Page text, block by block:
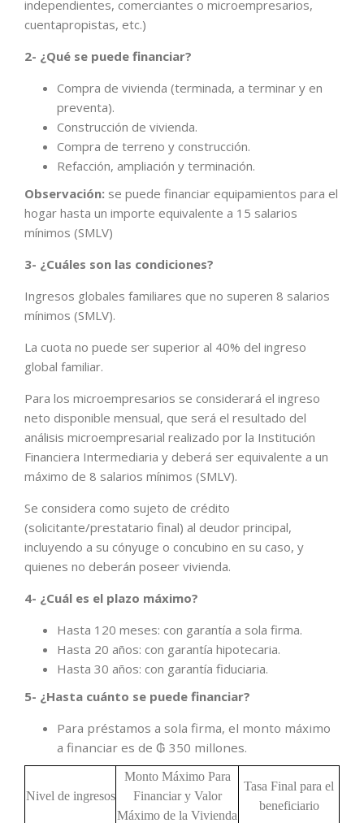
independientes, comerciantes o microempresarios,
cuentapropistas, etc.)
2- ¿Qué se puede financiar?
Compra de vivienda (terminada, a terminar y en
preventa).
Construcción de vivienda.
Compra de terreno y construcción.
Refacción, ampliación y terminación.
Observación: se puede financiar equipamientos para el
hogar hasta un importe equivalente a 15 salarios
mínimos (SMLV)
3- ¿Cuáles son las condiciones?
Ingresos globales familiares que no superen 8 salarios
mínimos (SMLV).
La cuota no puede ser superior al 40% del ingreso
global familiar.
Para los microempresarios se considerará el ingreso
neto disponible mensual, que será el resultado del
análisis microempresarial realizado por la Institución
Financiera Intermediaria y deberá ser equivalente a un
máximo de 8 salarios mínimos (SMLV).
Se considera como sujeto de crédito
(solicitante/prestatario final) al deudor principal,
incluyendo a su cónyuge o concubino en su caso, y
quienes no deberán poseer vivienda.
4- ¿Cuál es el plazo máximo?
Hasta 120 meses: con garantía a sola firma.
Hasta 20 años: con garantía hipotecaria.
Hasta 30 años: con garantía fiduciaria.
5- ¿Hasta cuánto se puede financiar?
Para préstamos a sola firma, el monto máximo
a financiar es de ₲ 350 millones.
Nivel de ingresos
Monto Máximo Para
Financiar y Valor
Máximo de la Vivienda
Tasa Final para el
beneficiario